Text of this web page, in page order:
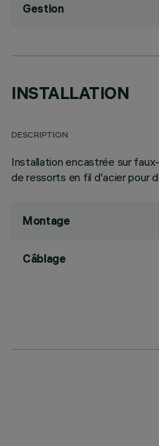
Gestion
INSTALLATION
DESCRIPTION
Installation encastrée sur
de ressorts en fil d'acier pour
Montage
Câblage